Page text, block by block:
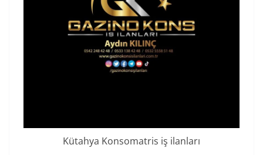
Kütahya Konsomatris iş ilanları